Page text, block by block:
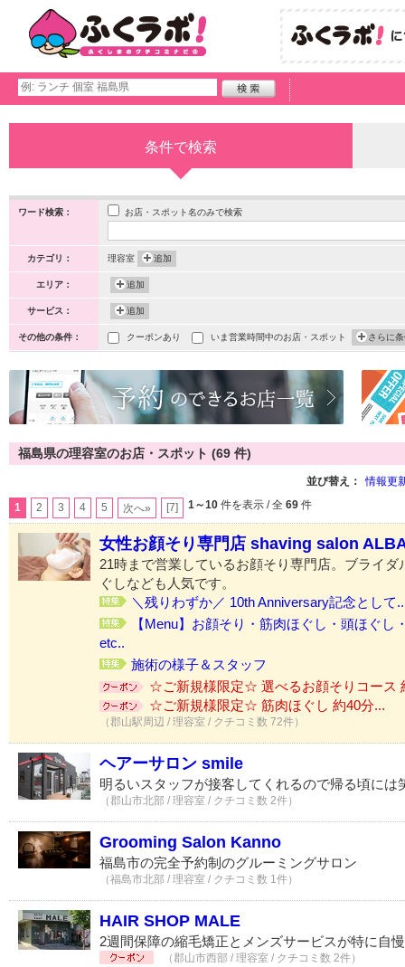
条件で検索
ワード検索： お店・スポット名のみで検索
カテゴリ： 理容室 追加
エリア： 追加
サービス： 追加
その他の条件： クーポンあり いま営業時間中のお店・スポット さらに
福島県の理容室のお店・スポット (69 件)
並び替え： 情報更
1 2 3 4 5 次へ» [7] 1～10 件を表示 / 全 69 件
女性お顔そり専門店 shaving salon
21時まで営業しているお顔そり専門店。ブライダ
ぐしなども人気です。
＼残りわずか／ 10th Anniversary記念として
【Menu】お顔そり・筋肉ほぐし・頭ほぐし
etc..
施術の様子＆スタッフ
☆ご新規様限定☆ 選べるお顔そりコース
☆ご新規様限定☆ 筋肉ほぐし 約40分...
（郡山駅周辺 / 理容室 / クチコミ数 72件）
ヘアーサロン smile
明るいスタッフが接客してくれるので帰る頃には
（郡山市北部 / 理容室 / クチコミ数 2件）
Grooming Salon Kanno
福島市の完全予約制のグルーミングサロン
（福島市北部 / 理容室 / クチコミ数 1件）
HAIR SHOP MALE
2週間保障の縮毛矯正とメンズサービスが特に自
（郡山市西部 / 理容室 / クチコミ数 2件）